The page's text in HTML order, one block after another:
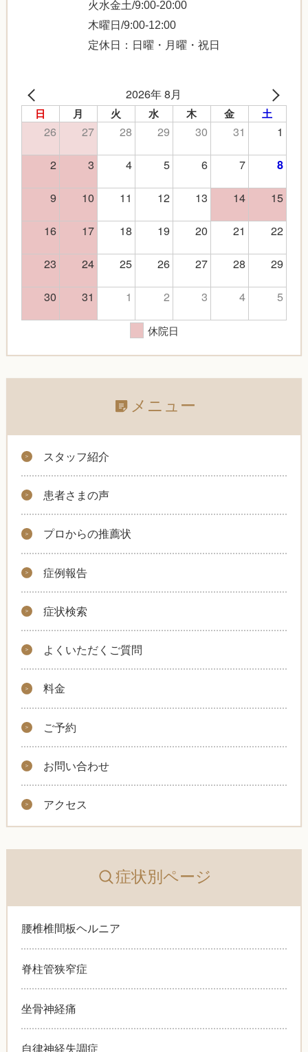
火水金土/9:00-20:00
木曜日/9:00-12:00
定休日：日曜・月曜・祝日
2026年 8月
日 月 火 水 木 金 土
26 27 28 29 30 31
1
2
3 4 5 6 7 8
9 10 11 12 13 14
15
16
17 18 19 20 21
22
23
24 25 26 27 28
29
30
31 1 2 3 4 5
休院日
メニュー
スタッフ紹介
患者さまの声
プロからの推薦状
症例報告
症状検索
よくいただくご質問
料金
ご予約
お問い合わせ
アクセス
症状別ページ
腰椎椎間板ヘルニア
脊柱管狭窄症
坐骨神経痛
自律神経失調症